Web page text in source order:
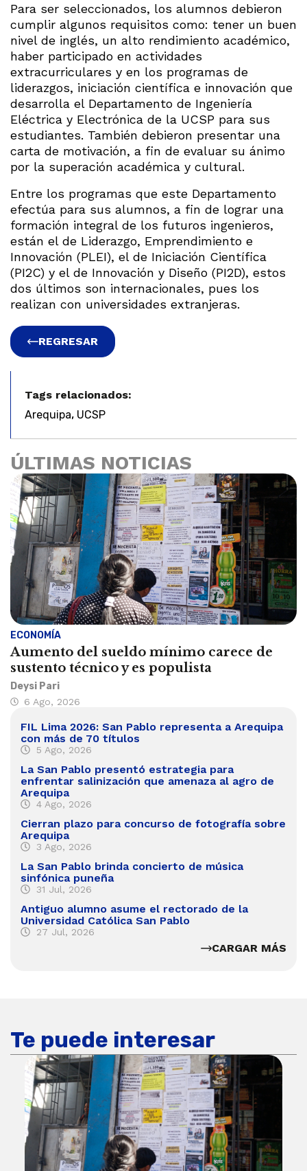
Para ser seleccionados, los alumnos debieron
cumplir algunos requisitos como: tener un buen
nivel de inglés, un alto rendimiento académico,
haber participado en actividades
extracurriculares y en los programas de
liderazgos, iniciación científica e innovación que
desarrolla el Departamento de Ingeniería
Eléctrica y Electrónica de la UCSP para sus
estudiantes. También debieron presentar una
carta de motivación, a fin de evaluar su ánimo
por la superación académica y cultural.
Entre los programas que este Departamento
efectúa para sus alumnos, a fin de lograr una
formación integral de los futuros ingenieros,
están el de Liderazgo, Emprendimiento e
Innovación (PLEI), el de Iniciación Científica
(PI2C) y el de Innovación y Diseño (PI2D), estos
dos últimos son internacionales, pues los
realizan con universidades extranjeras.
REGRESAR
Tags relacionados:
Arequipa, UCSP
ÚLTIMAS NOTICIAS
ECONOMÍA
Aumento del sueldo mínimo carece de
sustento técnico y es populista
Deysi Pari
6 Ago, 2026
FIL Lima 2026: San Pablo representa a Arequipa
con más de 70 títulos
5 Ago, 2026
La San Pablo presentó estrategia para
enfrentar salinización que amenaza al agro de
Arequipa
4 Ago, 2026
Cierran plazo para concurso de fotografía sobre
Arequipa
3 Ago, 2026
La San Pablo brinda concierto de música
sinfónica puneña
31 Jul, 2026
Antiguo alumno asume el rectorado de la
Universidad Católica San Pablo
27 Jul, 2026
CARGAR MÁS
Te puede interesar